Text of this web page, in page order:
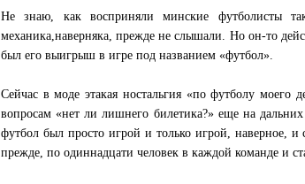
Не знаю, как восприняли минские футболисты
механика,наверняка, прежде не слышали. Но он-то
был его выигрыш в игре под названием «футбол».
Сейчас в моде этакая ностальгия «по футболу моего
вопросам «нет ли лишнего билетика?» еще на
футбол был просто игрой и только игрой, наверное,
прежде, по одиннадцати человек в каждой команде и